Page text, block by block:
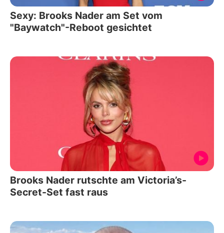
Sexy: Brooks Nader am Set vom
"Baywatch"-Reboot gesichtet
Brooks Nader rutschte am Victoria’s-
Secret-Set fast raus